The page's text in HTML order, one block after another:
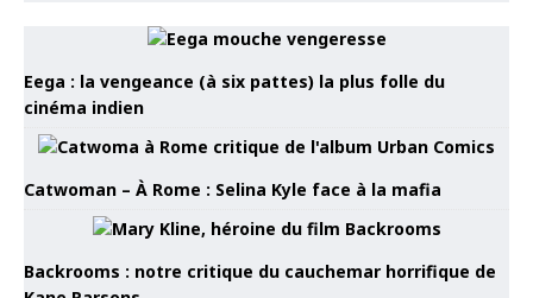
Eega : la vengeance (à six pattes) la plus folle du
cinéma indien
Catwoman – À Rome : Selina Kyle face à la mafia
Backrooms : notre critique du cauchemar horrifique de